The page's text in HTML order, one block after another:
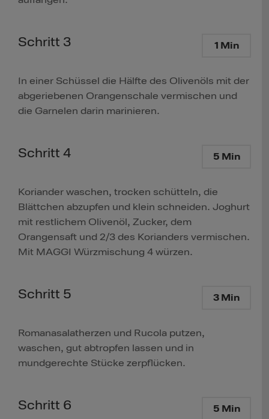
Schritt 3 1 Min
In einer Schüssel die Hälfte des Olivenöls mit der
abgeriebenen Orangenschale vermischen und
die Garnelen darin marinieren.
Schritt 4 5 Min
Koriander waschen, trocken schütteln, die
Blättchen abzupfen und klein schneiden. Joghurt
mit restlichem Olivenöl, Zucker, dem
Orangensaft und 2/3 des Korianders vermischen.
Mit MAGGI Würzmischung 4 würzen.
Schritt 5 3 Min
Romanasalatherzen und Rucola putzen,
waschen, gut abtropfen lassen und in
mundgerechte Stücke zerpflücken.
Schritt 6 5 Min